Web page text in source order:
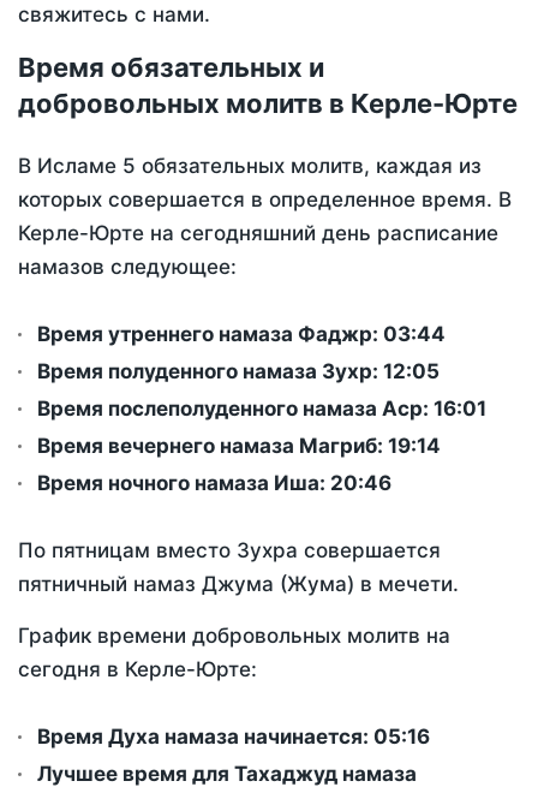
свяжитесь с нами.
Время обязательных и
добровольных молитв в Керле-Юрте
В Исламе 5 обязательных молитв, каждая из
которых совершается в определенное время. В
Керле-Юрте на сегодняшний день расписание
намазов следующее:
Время утреннего намаза Фаджр: 03:44
Время полуденного намаза Зухр: 12:05
Время послеполуденного намаза Аср: 16:01
Время вечернего намаза Магриб: 19:14
Время ночного намаза Иша: 20:46
По пятницам вместо Зухра совершается
пятничный намаз Джума (Жума) в мечети.
График времени добровольных молитв на
сегодня в Керле-Юрте:
Время Духа намаза начинается: 05:16
Лучшее время для Тахаджуд намаза